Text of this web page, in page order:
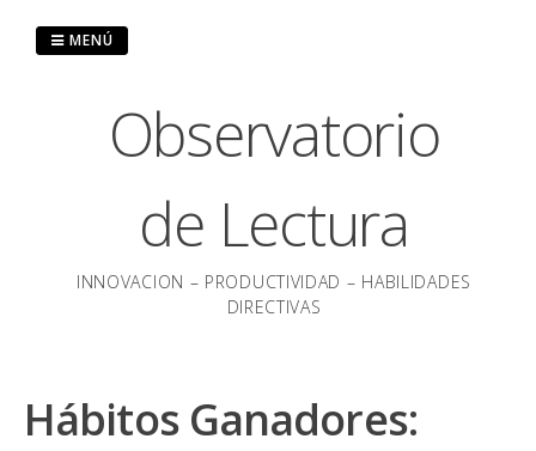
Observatorio
de Lectura
INNOVACION – PRODUCTIVIDAD – HABILIDADES
DIRECTIVAS
MENÚ
Hábitos Ganadores: